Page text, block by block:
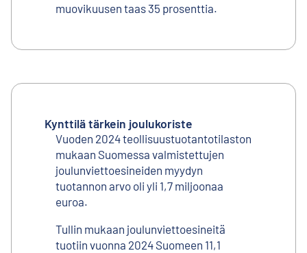
muovikuusen taas 35 prosenttia.
Kynttilä tärkein joulukoriste
Vuoden 2024 teollisuustuotantotilaston
mukaan Suomessa valmistettujen
joulunviettoesineiden myydyn
tuotannon arvo oli yli 1,7 miljoonaa
euroa.
Tullin mukaan joulunviettoesineitä
tuotiin vuonna 2024 Suomeen 11,1